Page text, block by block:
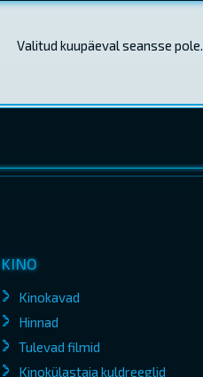
Valitud kuupäeval seansse pole.
KINO
Kinokavad
Hinnad
Tulevad filmid
Kinokülastaja kuldreeglid